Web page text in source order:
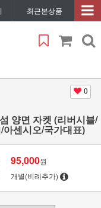
최근본상품
0
양면 자켓 (리버시블/
센시오/국가대표)
95,000원
개별(비례추가)